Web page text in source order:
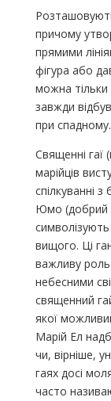
причому
прямими
фігура або
можна тільки
завжди
при спадному.
Священні гаї
марійців
спілкуванні
Юмо (добрий
вищого. Ці
важливу
небесними
священний
якої
Марій Ел
чи, вірніше,
гаях досі
часто